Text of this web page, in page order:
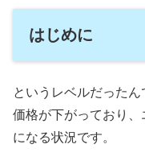
はじめに
というレベルだった
価格が下がっており
になる状況です。